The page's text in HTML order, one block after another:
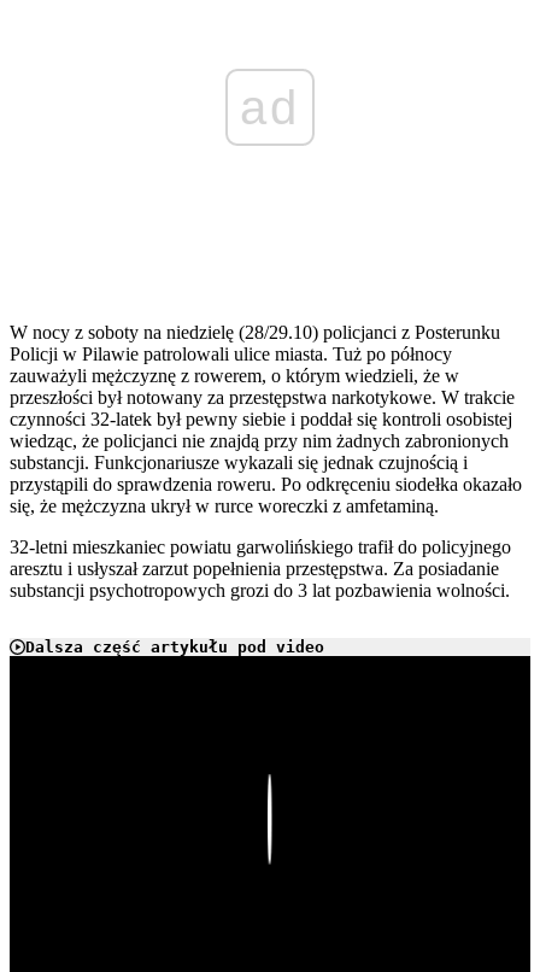
ad
W nocy z soboty na niedzielę (28/29.10) policjanci z Posterunku
Policji w Pilawie patrolowali ulice miasta. Tuż po północy
zauważyli mężczyznę z rowerem, o którym wiedzieli, że w
przeszłości był notowany za przestępstwa narkotykowe. W trakcie
czynności 32-latek był pewny siebie i poddał się kontroli osobistej
wiedząc, że policjanci nie znajdą przy nim żadnych zabronionych
substancji. Funkcjonariusze wykazali się jednak czujnością i
przystąpili do sprawdzenia roweru. Po odkręceniu siodełka okazało
się, że mężczyzna ukrył w rurce woreczki z amfetaminą.
32-letni mieszkaniec powiatu garwolińskiego trafił do policyjnego
aresztu i usłyszał zarzut popełnienia przestępstwa. Za posiadanie
substancji psychotropowych grozi do 3 lat pozbawienia wolności.
Dalsza część artykułu pod video